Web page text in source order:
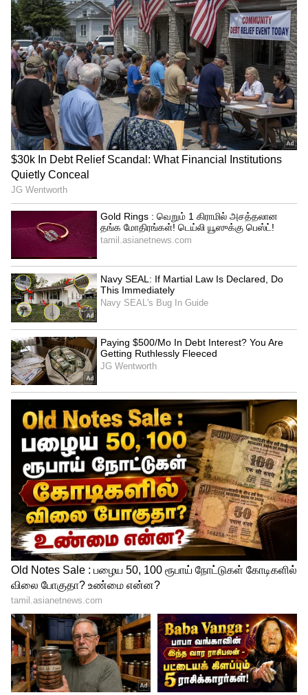
Related Articles
Women's T20 WC : இந்த முறை இந்திய
மகளிர் அணி கண்டிப்பாக கோப்பையை
வெல்லும்! எப்படி?
IND vs AFG: கில், ராகுல் சதம், பொளந்து
கட்டும் பௌலர்கள்.. 2 நாளில்
ஆஃப்கானிஸ்தானை திணறடித்த
இந்தியா!
3
4
Image Credit :Getty
180 ரன்கள் இலக்கு
180 ரன்கள் இலக்கை நோக்கி களமிறங்கிய
வெஸ்ட் இண்டீஸ் அணி ஆரம்பத்தில் சில